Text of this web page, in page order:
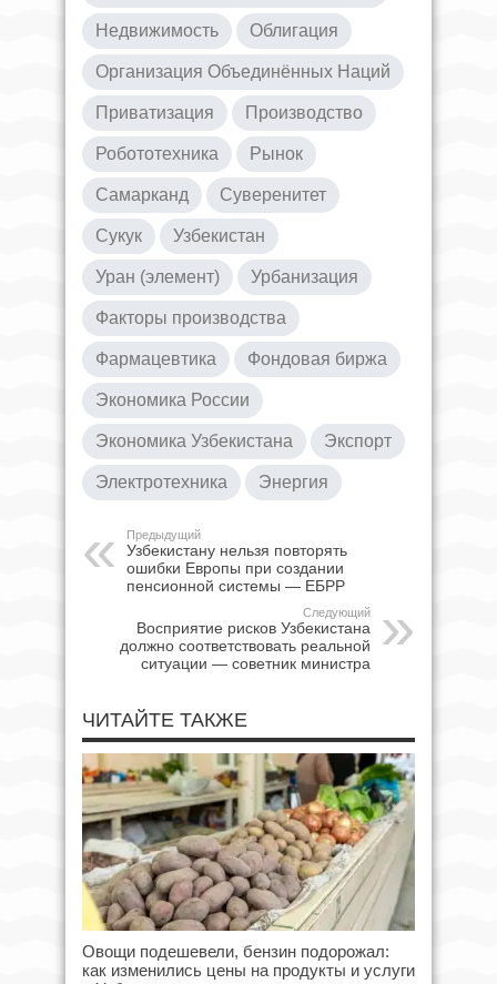
Недвижимость Облигация
Организация Объединённых Наций
Приватизация Производство
Робототехника Рынок
Самарканд Суверенитет
Сукук Узбекистан
Уран (элемент) Урбанизация
Факторы производства
Фармацевтика Фондовая биржа
Экономика России
Экономика Узбекистана Экспорт
Электротехника Энергия
Предыдущий
Узбекистану нельзя повторять
ошибки Европы при создании
пенсионной системы — ЕБРР
Следующий
Восприятие рисков Узбекистана
должно соответствовать реальной
ситуации — советник министра
ЧИТАЙТЕ ТАКЖЕ
Овощи подешевели, бензин подорожал:
как изменились цены на продукты и услуги